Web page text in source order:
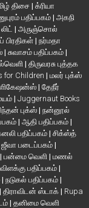
திசை| க்ரியா
பதிப்பகம் | அகநி
| அருஞ்சொல்
பிரதிகள்| நர்மதா
| சுவாசம் பதிப்பகம் |
| திருவரசு புத்தக
for Children | மலர் புக்ஸ்
| தேநீர்
| Juggernaut Books
புக்ஸ் | நன்னூல்
| ஆதி பதிப்பகம் |
பதிப்பகம்| சிக்ஸ்த்
ஜீவா படைப்பகம் |
| பன்மை வெளி | மணல்
பதிப்பகம் |
| நடுகல் பதிப்பகம் |
| திராவிடன் ஸ்டாக் | Rupa
| தனிமை வெளி